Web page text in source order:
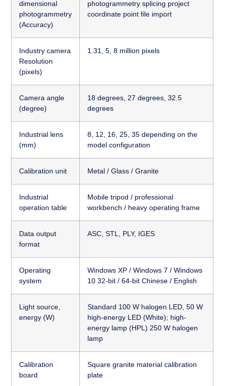
dimensional
photogrammetry
(Accuracy)
photogrammetry splicing project
coordinate point file import
Industry camera
Resolution
(pixels)
1.31, 5, 8 million pixels
Camera angle
(degree)
18 degrees, 27 degrees, 32.5
degrees
Industrial lens
(mm)
8, 12, 16, 25, 35 depending on the
model configuration
Calibration unit Metal / Glass / Granite
Industrial
operation table
Mobile tripod / professional
workbench / heavy operating frame
Data output
format
ASC, STL, PLY, IGES
Operating
system
Windows XP / Windows 7 / Windows
10 32-bit / 64-bit Chinese / English
Light source,
energy (W)
Standard 100 W halogen LED, 50 W
high-energy LED (White); high-
energy lamp (HPL) 250 W halogen
lamp
Calibration
board
Square granite material calibration
plate